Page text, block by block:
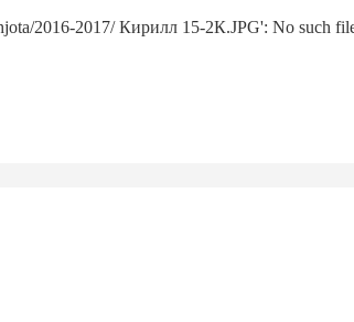
2016-2017/ Кирилл 15-2К.JPG': No such